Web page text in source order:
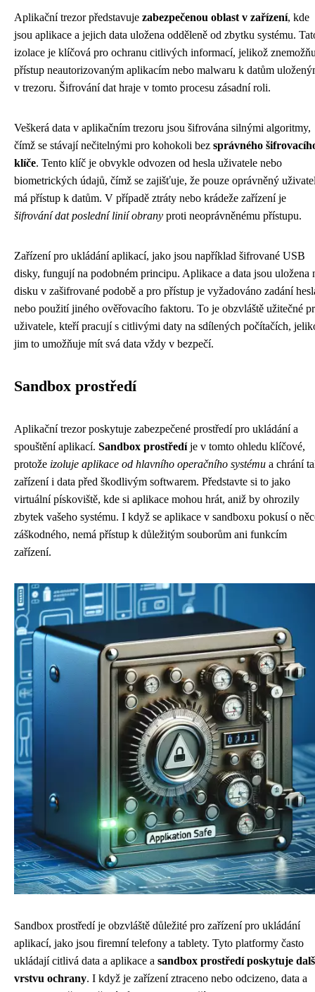
Aplikační trezor představuje zabezpečenou oblast v zařízení, kde
jsou aplikace a jejich data uložena odděleně od zbytku systému.
izolace je klíčová pro ochranu citlivých informací, jelikož
přístup neautorizovaným aplikacím nebo malwaru k datům
v trezoru. Šifrování dat hraje v tomto procesu zásadní roli.
Veškerá data v aplikačním trezoru jsou šifrována silnými algoritmy,
čímž se stávají nečitelnými pro kohokoli bez správného
klíče. Tento klíč je obvykle odvozen od hesla uživatele nebo
biometrických údajů, čímž se zajišťuje, že pouze oprávněný
má přístup k datům. V případě ztráty nebo krádeže zařízení je
šifrování dat poslední linií obrany proti neoprávněnému přístupu.
Zařízení pro ukládání aplikací, jako jsou například šifrované USB
disky, fungují na podobném principu. Aplikace a data jsou uložena
disku v zašifrované podobě a pro přístup je vyžadováno zadání
nebo použití jiného ověřovacího faktoru. To je obzvláště užitečné
uživatele, kteří pracují s citlivými daty na sdílených počítačích,
jim to umožňuje mít svá data vždy v bezpečí.
Sandbox prostředí
Aplikační trezor poskytuje zabezpečené prostředí pro ukládání a
spouštění aplikací. Sandbox prostředíje v tomto ohledu klíčové,
protože izoluje aplikace od hlavního operačního systému a chrání
zařízení i data před škodlivým softwarem. Představte si to jako
virtuální pískoviště, kde si aplikace mohou hrát, aniž by ohrozily
zbytek vašeho systému. I když se aplikace v sandboxu pokusí o
záškodného, ​​nemá přístup k důležitým souborům ani funkcím
zařízení.
Sandbox prostředí je obzvláště důležité pro zařízení pro ukládání
aplikací, jako jsou firemní telefony a tablety. Tyto platformy často
ukládají citlivá data a aplikace a sandbox prostředí poskytuje
vrstvu ochrany. I když je zařízení ztraceno nebo odcizeno, data a